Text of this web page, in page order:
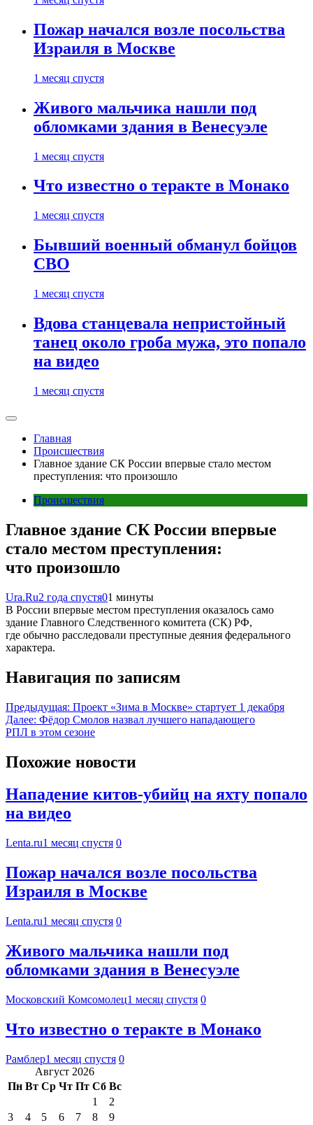
Пожар начался возле посольства
Израиля в Москве
1 месяц спустя
Живого мальчика нашли под
обломками здания в Венесуэле
1 месяц спустя
Что известно о теракте в Монако
1 месяц спустя
Бывший военный обманул бойцов
СВО
1 месяц спустя
Вдова станцевала непристойный
танец около гроба мужа, это попало
на видео
1 месяц спустя
Главная
Происшествия
Главное здание СК России впервые стало местом
преступления: что произошло
Происшествия
Главное здание СК России впервые
стало местом преступления:
что произошло
Ura.Ru2 года спустя01 минуты
В России впервые местом преступления оказалось само
здание Главного Следственного комитета (СК) РФ,
где обычно расследовали преступные деяния федерального
характера.
Навигация по записям
Предыдущая: Проект «Зима в Москве» стартует 1 декабря
Далее: Фёдор Смолов назвал лучшего нападающего
РПЛ в этом сезоне
Похожие новости
Нападение китов-убийц на яхту попало
на видео
Lenta.ru1 месяц спустя 0
Пожар начался возле посольства
Израиля в Москве
Lenta.ru1 месяц спустя 0
Живого мальчика нашли под
обломками здания в Венесуэле
Московский Комсомолец1 месяц спустя 0
Что известно о теракте в Монако
Рамблер1 месяц спустя 0
Август 2026
Пн Вт Ср Чт Пт Сб Вс
1
2
3
4 5 6 7 8
9